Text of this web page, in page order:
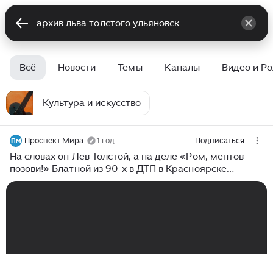
Всё Новости Темы Каналы Видео и
Культура и искусство
Проспект Мира 1 год Подписаться
На словах он Лев Толстой, а на деле «Ром, ментов
позови!» Блатной из 90-х в ДТП в Красноярске
получил по заслугам.